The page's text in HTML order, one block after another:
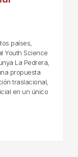
países,
Youth Science
La Pedrera,
propuesta
traslacional,
en un único